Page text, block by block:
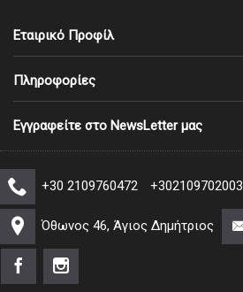
Εταιρικό Προφίλ
Πληροφορίες
Εγγραφείτε στο NewsLetter μας
+30 2109760472 +302109702003
Όθωνος 46, Άγιος Δημήτριος